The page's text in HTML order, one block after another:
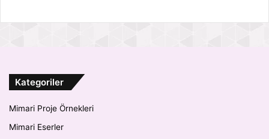
Kategoriler
Mimari Proje Örnekleri
Mimari Eserler